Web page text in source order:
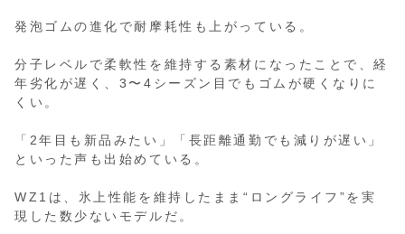
発泡ゴムの進化で耐摩耗性も上がっている。
分子レベルで柔軟性を維持する素材になったことで、経
年劣化が遅く、3〜4シーズン目でもゴムが硬くなりに
くい。
「2年目も新品みたい」「長距離通勤でも減りが遅い」
といった声も出始めている。
WZ1は、氷上性能を維持したまま“ロングライフ”を実
現した数少ないモデルだ。